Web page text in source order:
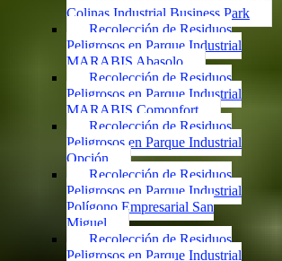
Colinas Industrial Business Park
Recolección de Residuos
Peligrosos en Parque Industrial
MARABIS Abasolo
Recolección de Residuos
Peligrosos en Parque Industrial
MARABIS Comonfort
Recolección de Residuos
Peligrosos en Parque Industrial
Opción
Recolección de Residuos
Peligrosos en Parque Industrial
Polígono Empresarial San
Miguel
Recolección de Residuos
Peligrosos en Parque Industrial